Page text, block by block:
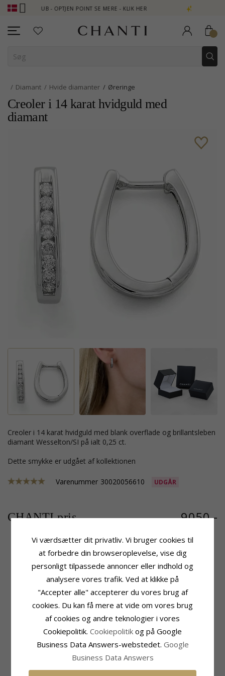
CLUB - OPTJEN POINT SE MERE - KLIK HER NEW COLLECTION |
Diamant Hvide diamanter Øreringe
Creoler i 14 karat hvidguld med
diamant
creoler i 14 karat hvidguld med blank overflade og brillantsleben
diamant Wesselton/SI på ialt 0,25 ct.
Dette smykke er udgået af kollektionen
Varenummer 30020056610 UDGÅR
CHANTI pris 9050,-
Produktinformation
Øreringe:
Creoler
Ædelmetal:14 Karat Hvidguld
Overflade:Blank
Sten
Sten: Diamant
Diamant Farve: Wesselton
Diamant Klarhed:SI
Carat:
0,25
Bredde:3,0 mm
Leveringstid
Vi værdsætter dit privatliv. Vi bruger cookies til
at forbedre din browseroplevelse, vise dig
personligt tilpassede annoncer eller indhold og
analysere vores trafik. Ved at klikke på
"Accepter alle" accepterer du vores brug af
cookies. Du kan få mere at vide om vores brug
af cookies og andre teknologier i vores
Cookiepolitik. Cookiepolitik og på Google
Business Data Answers-webstedet. Google
Business Data Answers